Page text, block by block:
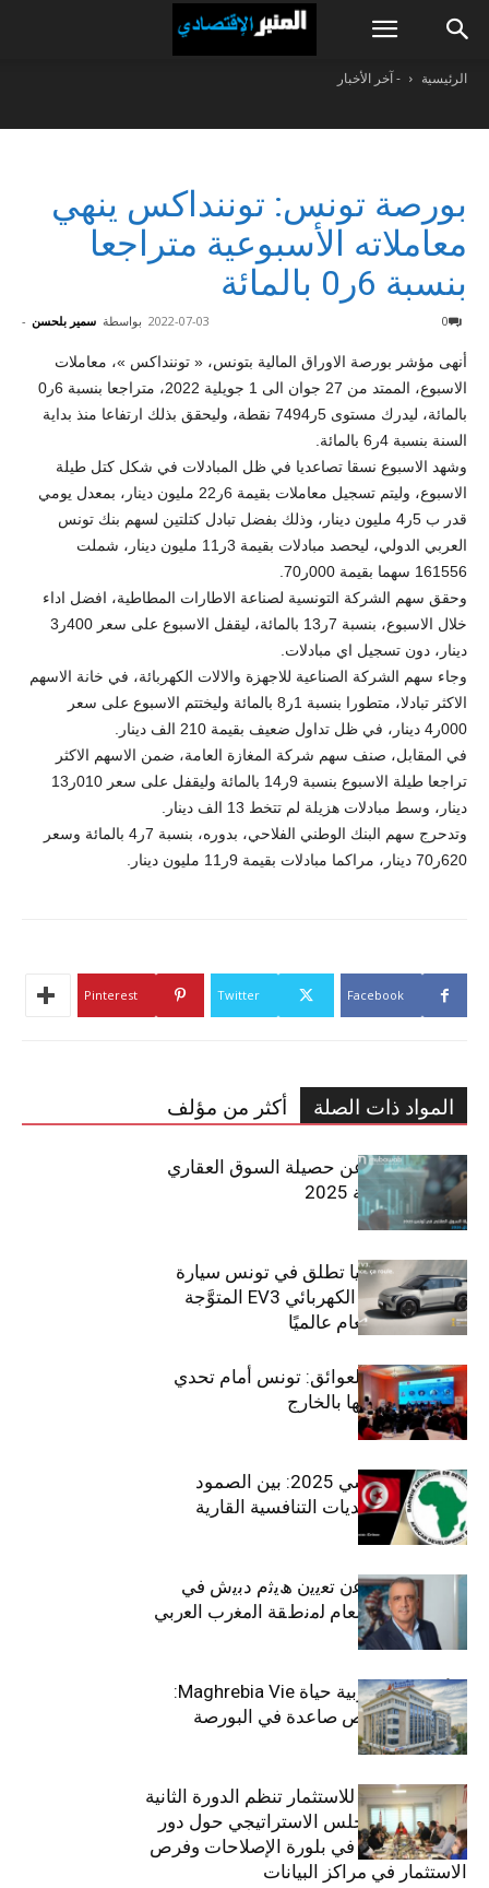
الرئيسية - آخر الأخبار
بورصة تونس: توننداكس ينهي
معاملاته الأسبوعية متراجعا
بنسبة 6ر0 بالمائة
بواسطة سمير بلحسن - 2022-07-03 0
أنهى مؤشر بورصة الاوراق المالية بتونس، « توننداكس »، معاملات
الاسبوع، الممتد من 27 جوان الى 1 جويلية 2022، متراجعا بنسبة 6ر0
بالمائة، ليدرك مستوى 5ر7494 نقطة، وليحقق بذلك ارتفاعا منذ بداية
السنة بنسبة 4ر6 بالمائة.
وشهد الاسبوع نسقا تصاعديا في ظل المبادلات في شكل كتل طيلة
الاسبوع، وليتم تسجيل معاملات بقيمة 6ر22 مليون دينار، بمعدل يومي
قدر ب 5ر4 مليون دينار، وذلك بفضل تبادل كتلتين لسهم بنك تونس
العربي الدولي، ليحصد مبادلات بقيمة 3ر11 مليون دينار، شملت
161556 سهما بقيمة 000ر70.
وحقق سهم الشركة التونسية لصناعة الاطارات المطاطية، افضل اداء
خلال الاسبوع، بنسبة 7ر13 بالمائة، ليقفل الاسبوع على سعر 400ر3
دينار، دون تسجيل اي مبادلات.
وجاء سهم الشركة الصناعية للاجهزة والالات الكهربائة، في خانة الاسهم
الاكثر تبادلا، متطورا بنسبة 1ر8 بالمائة وليختتم الاسبوع على سعر
000ر4 دينار، في ظل تداول ضعيف بقيمة 210 الف دينار.
في المقابل، صنف سهم شركة المغازة العامة، ضمن الاسهم الاكثر
تراجعا طيلة الاسبوع بنسبة 9ر14 بالمائة وليقفل على سعر 010ر13
دينار، وسط مبادلات هزيلة لم تتخط 13 الف دينار.
وتدحرج سهم البنك الوطني الفلاحي، بدوره، بنسبة 7ر4 بالمائة وسعر
620ر70 دينار، مراكما مبادلات بقيمة 9ر11 مليون دينار.
Facebook
Twitter
Pinterest
المواد ذات الصلة أكثر من مؤلف
مبوب تكشف عن حصيلة السوق العقاري
في تونس لسنة 2025
سيتي كارز – كيا تطلق في تونس سيارة
الـدفع الرباعي الكهربائي EV3 المتوَّجة
بلقب سيارة العام عالميًا
بين الطموح والعوائق: تونس أمام تحدي
استعادة كفاءاتها بالخارج
الاقتصاد التونسي 2025: بين الصمود
الاجتماعي وتحديات التنافسية القارية
ﺗﯾﺗرا ﺑﺎك ﺗﻌﻠن ﻋن ﺗﻌﯾﯾن ھﯾﺛم دﺑﯾش ﻓﻲ
ﻣﻧﺻب اﻟﻣدﯾر اﻟﻌﺎم ﻟﻣﻧطﻘﺔ اﻟﻣﻐرب اﻟﻌرﺑﻲ
وﻏرب أﻓرﯾﻘﯾﺎ
التأمينات المغربية حياة Maghrebia Vie:
فاعل رائد بفرص صاعدة في البورصة
(+34.8%)
الهيئة التونسية للاستثمار تنظم الدورة الثانية
والعشرين للمجلس الاستراتيجي حول دور
القطاع الخاص في بلورة الإصلاحات وفرص
الاستثمار في مراكز البيانات